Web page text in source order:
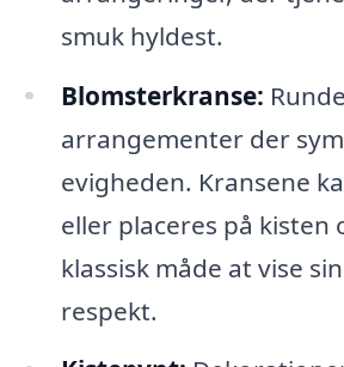
smuk hyldest.
Blomsterkranse:
arrangementer der
evigheden. Kransene
eller placeres på kisten
klassisk måde at vise
respekt.